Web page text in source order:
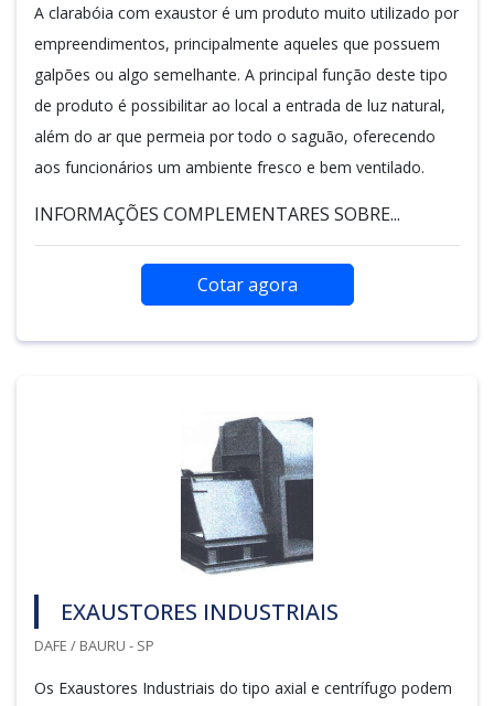
A clarabóia com exaustor é um produto muito utilizado por
empreendimentos, principalmente aqueles que possuem
galpões ou algo semelhante. A principal função deste tipo
de produto é possibilitar ao local a entrada de luz natural,
além do ar que permeia por todo o saguão, oferecendo
aos funcionários um ambiente fresco e bem ventilado.
INFORMAÇÕES COMPLEMENTARES SOBRE...
Cotar agora
EXAUSTORES INDUSTRIAIS
DAFE / BAURU - SP
Os Exaustores Industriais do tipo axial e centrífugo podem